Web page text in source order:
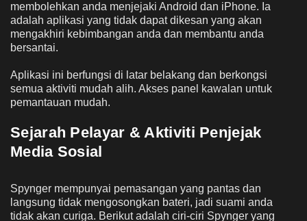
membolehkan anda menjejaki Android dan iPhone. Ia
adalah aplikasi yang tidak dapat dikesan yang akan
mengakhiri kebimbangan anda dan membantu anda
bersantai.
Aplikasi ini berfungsi di latar belakang dan berkongsi
semua aktiviti mudah alih. Akses panel kawalan untuk
pemantauan mudah.
Sejarah Pelayar & Aktiviti Penjejak
Media Sosial
Spynger mempunyai pemasangan yang pantas dan
langsung tidak mengosongkan bateri, jadi suami anda
tidak akan curiga. Berikut adalah ciri-ciri Spynger yang